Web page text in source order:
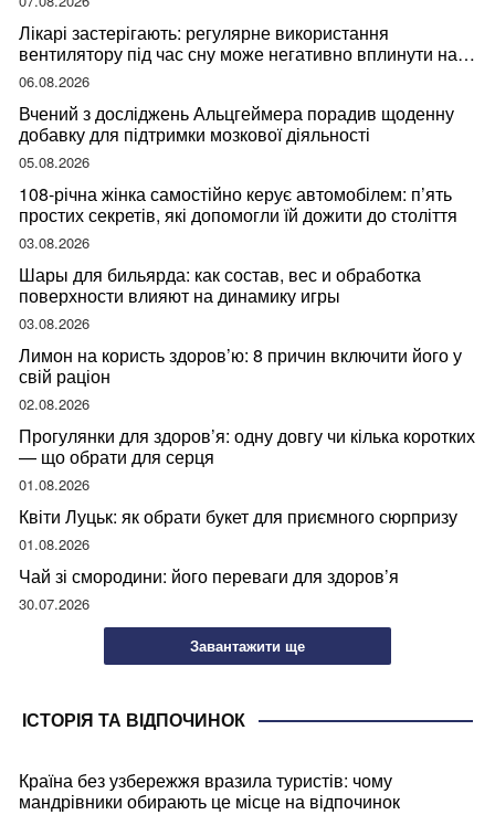
Лікарі застерігають: регулярне використання
вентилятору під час сну може негативно вплинути на
ваше здоров’я
06.08.2026
Вчений з досліджень Альцгеймера порадив щоденну
добавку для підтримки мозкової діяльності
05.08.2026
108-річна жінка самостійно керує автомобілем: п’ять
простих секретів, які допомогли їй дожити до століття
03.08.2026
Шары для бильярда: как состав, вес и обработка
поверхности влияют на динамику игры
03.08.2026
Лимон на користь здоров’ю: 8 причин включити його у
свій раціон
02.08.2026
Прогулянки для здоров’я: одну довгу чи кілька коротких
— що обрати для серця
01.08.2026
Квіти Луцьк: як обрати букет для приємного сюрпризу
01.08.2026
Чай зі смородини: його переваги для здоров’я
30.07.2026
Завантажити ще
ІСТОРІЯ ТА ВІДПОЧИНОК
Країна без узбережжя вразила туристів: чому
мандрівники обирають це місце на відпочинок